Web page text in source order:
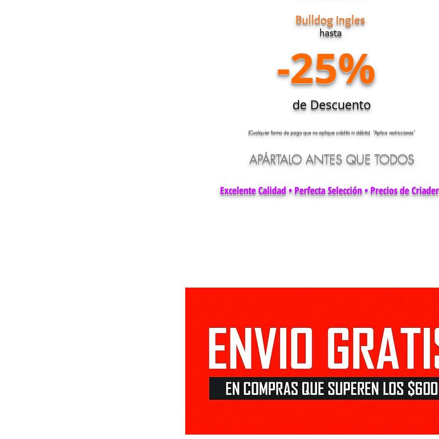
Bulldog ingles
hasta
-25%
de Descuento
(Cualquier forma de pago que no aplique crédito ni débito) “Aplica restricciones”
APÁRTALO ANTES QUE TODOS
Excelente Calidad • Perfecta Selección • Precios de